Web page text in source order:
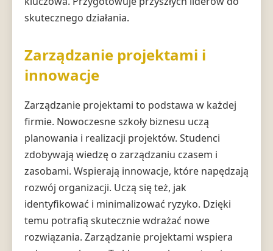
skutecznego działania.
Zarządzanie projektami i
innowacje
Zarządzanie projektami to podstawa w każdej
firmie. Nowoczesne szkoły biznesu uczą
planowania i realizacji projektów. Studenci
zdobywają wiedzę o zarządzaniu czasem i
zasobami. Wspierają innowacje, które napędzają
rozwój organizacji. Uczą się też, jak
identyfikować i minimalizować ryzyko. Dzięki
temu potrafią skutecznie wdrażać nowe
rozwiązania. Zarządzanie projektami wspiera